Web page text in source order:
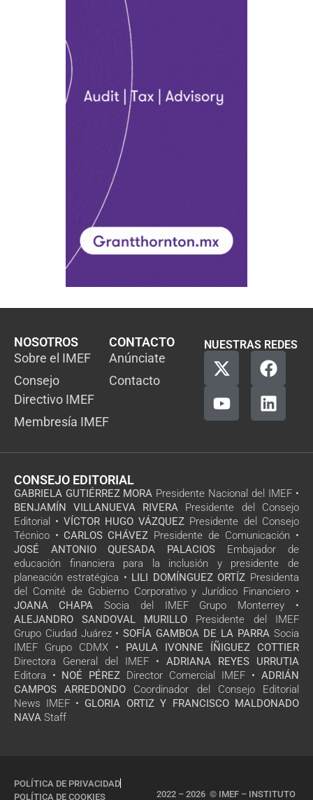
NOSOTROS
Sobre el IMEF
Consejo
Directivo IMEF
Membresía IMEF
CONTACTO
Anúnciate
Contacto
NUESTRAS REDES
CONSEJO EDITORIAL
GABRIELA GUTIÉRREZ MORA Presidente Nacional del IMEF •
BENJAMÍN VILLANUEVA RIVERA Presidente del Consejo
Editorial • VÍCTOR HUGO VÁZQUEZ Presidente del Consejo
Técnico • CARLOS CHÁVEZ Presidente de Comunicación •
JOSÉ ANTONIO QUESADA PALACIOS Embajador de
educación financiera para la inclusión y presidente de
planeación estratégica • LILI DOMÍNGUEZ ORTÍZ Presidenta
del Comité de Gobierno Corporativo y Jurídico Financiero •
JOANA CHAPA Socia del IMEF Grupo Monterrey •
ALEJANDRO SANDOVAL MURILLO Presidente del IMEF
Grupo Ciudad Juárez • SOFÍA GAMBOA DE LA PARRA Socia
IMEF Grupo CDMX • PAULA IVONNE ÍÑIGUEZ COTTIER
Directora General del IMEF • ADRIANA REYES URRUTIA
Editora • NOÉ PÉREZ Director Comercial IMEF • ADRIÁN
CAMPOS ARREDONDO Coordinador del Consejo Editorial
News IMEF • GLORIA ORTIZ Y FRANCISCO MALDONADO
NAVA Staff
2022 – 2026 © IMEF – INSTITUTO
POLÍTICA DE PRIVACIDAD
POLÍTICA DE COOKIES